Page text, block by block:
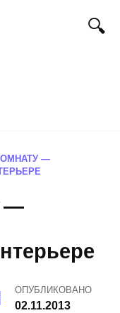
—
—
ОПУБЛИКОВАНО
02.11.2013